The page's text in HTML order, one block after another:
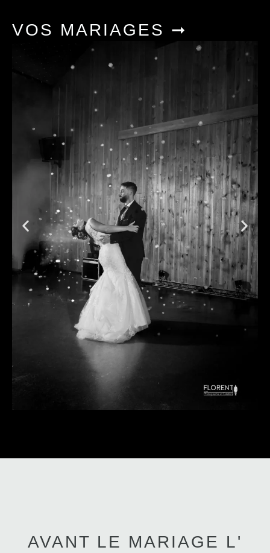
VOS MARIAGES ➞
AVANT LE MARIAGE L'